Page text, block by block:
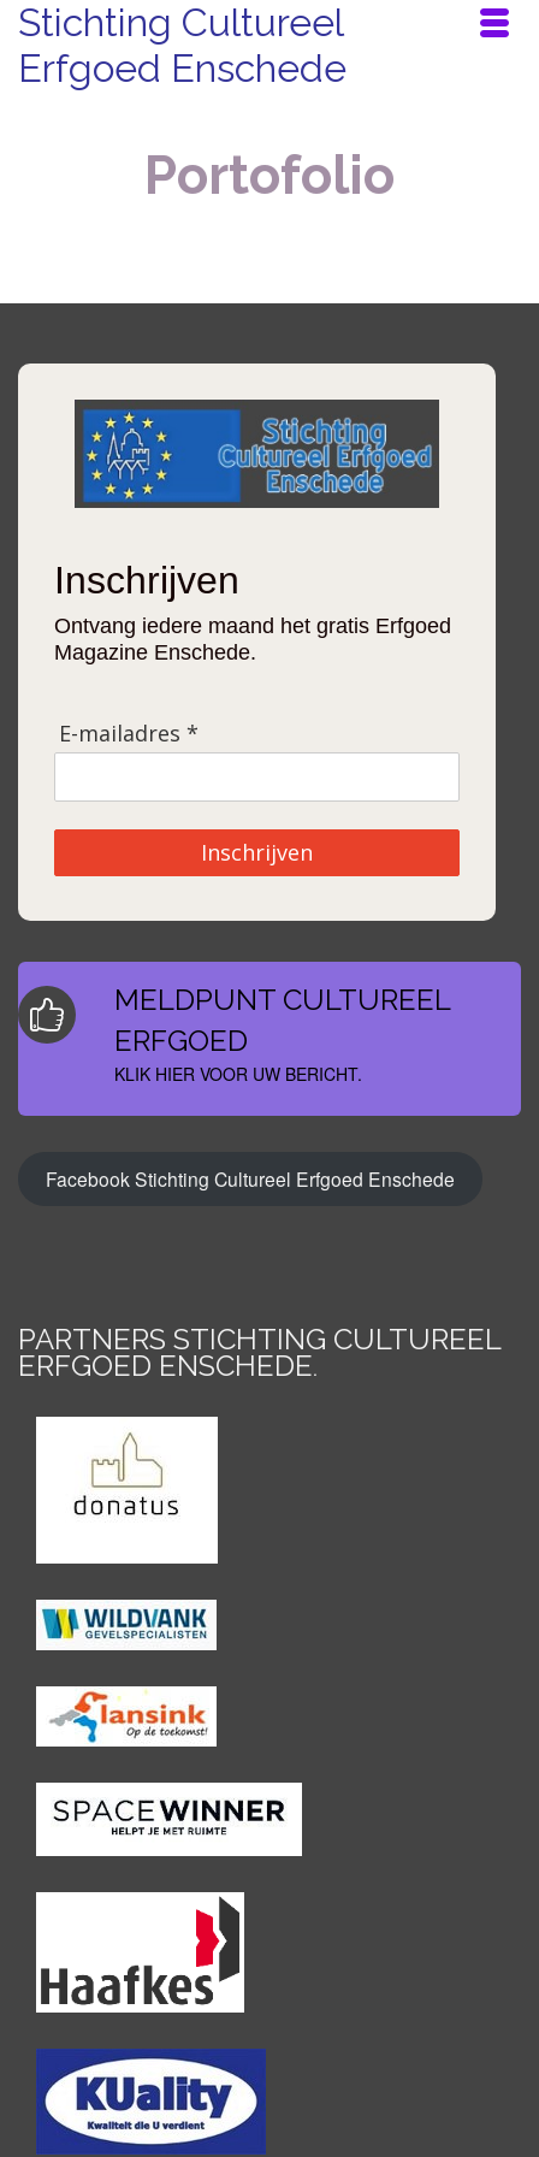
Stichting Cultureel
Erfgoed Enschede
Portofolio
Inschrijven
Ontvang iedere maand het gratis Erfgoed
Magazine Enschede.
E-mailadres *
Inschrijven
MELDPUNT CULTUREEL
ERFGOED
KLIK HIER VOOR UW BERICHT.
Facebook Stichting Cultureel Erfgoed Enschede
PARTNERS STICHTING CULTUREEL
ERFGOED ENSCHEDE.